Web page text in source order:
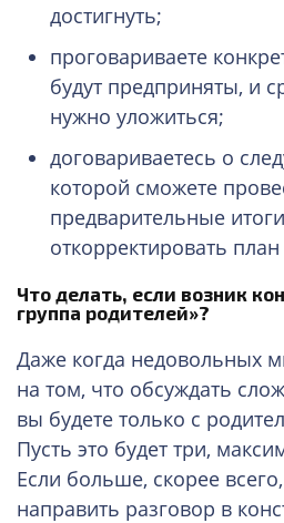
достигнуть;
проговариваете
будут предприняты, и
нужно уложиться;
договариваетесь о
которой сможете
предварительные
откорректировать
Что делать, если возник
группа родителей»?
Даже когда недовольных
на том, что обсуждать
вы будете только с
Пусть это будет три,
Если больше, скорее
направить разговор в